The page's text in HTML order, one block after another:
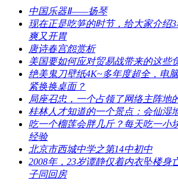
​中国乐器Ⅱ——扬琴
现在正是吃笋的时节，给大家介绍
爽又开胃
​唐诗春宫怨赏析
美国要如何应对贸易战带来的这些
绝美鬼刀壁纸4K~多年度超全，电
紧换换桌面？
局座召忠，一个占领了网络主阵地
桂林人才知道的一个景点：会仙湿
吃一个榴莲会胖几斤？每天吃一小
经验
​北京市西城中学之第14中初中
​2008年，23岁谭静仅着内衣坠楼身
子同回房